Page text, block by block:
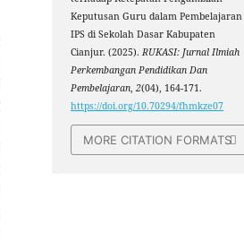
Keputusan Guru dalam Pembelajaran
IPS di Sekolah Dasar Kabupaten
Cianjur. (2025).RUKASI: Jurnal Ilmiah
Perkembangan Pendidikan Dan
Pembelajaran,2(04), 164-171.
https://doi.org/10.70294/fhmkze07
MORE CITATION FORMATS